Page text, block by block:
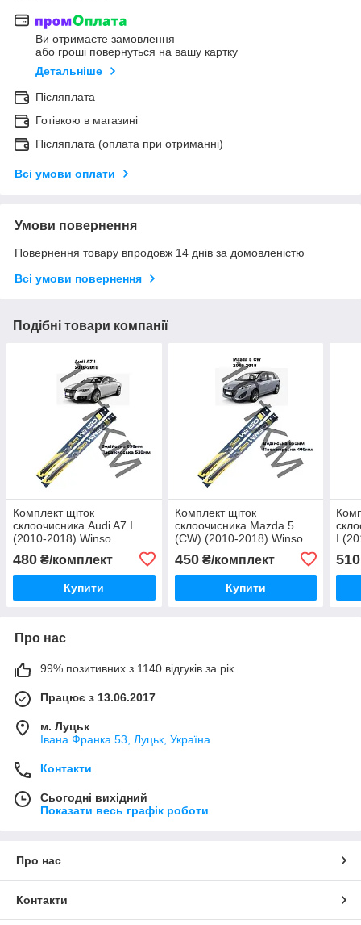
Ви отримаєте замовлення
або гроші повернуться на вашу картку
Детальніше
Післяплата
Готівкою в магазині
Післяплата (оплата при отриманні)
Всі умови оплати
Умови повернення
Повернення товару впродовж 14 днів за домовленістю
Всі умови повернення
Подібні товари компанії
Комплект щіток
склоочисника Audi A7 I
(2010-2018) Winso
480 ₴/комплект
Купити
Комплект щіток
склоочисника Mazda 5
(CW) (2010-2018) Winso
450₴/комплект
Купити
I
510
Про нас
99% позитивних з 1140 відгуків за рік
Працює з 13.06.2017
м. Луцьк
Івана Франка 53, Луцьк, Україна
Контакти
Сьогодні вихідний
Показати весь графік роботи
Про нас
Контакти